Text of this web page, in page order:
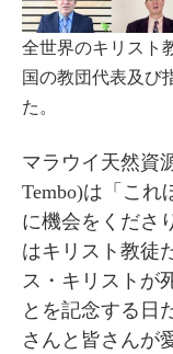
全世界のキリスト
国の教団代表及び
た。
マラウイ天然資
Tembo)は「これ
に機会をくださ
はキリスト教徒
ス・キリストが
とを記念する日
さんと皆さんが